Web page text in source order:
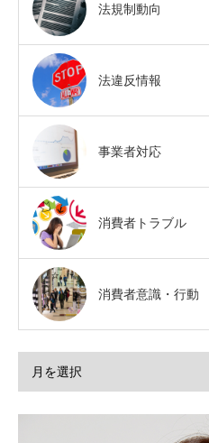
法規制動向
法違反情報
事業者対応
消費者トラブル
消費者意識・行動